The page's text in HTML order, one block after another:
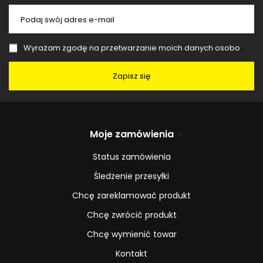
Podaj swój adres e-mail
Wyrażam zgodę na przetwarzanie moich danych osobowych (adres e-mail) na potrzeby wysyłki newslettera z informacją handlową (marketing). Więcej w
Zapisz się
Moje zamówienia
Status zamówienia
Śledzenie przesyłki
Chcę zareklamować produkt
Chcę zwrócić produkt
Chcę wymienić towar
Kontakt